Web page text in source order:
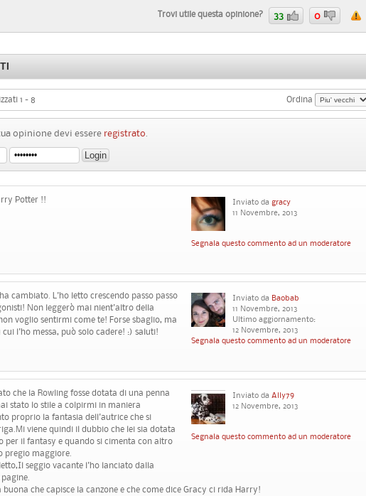
Trovi utile questa opinione? 33 0
1 - 8 Ordina
opinione devi essere registrato
Inviato dagracy
11 Novembre, 2013
Segnala questo commento ad un moderatore
Potter !!
Inviato da Baobab
11 Novembre, 2013
Ultimo aggiornamento:
12 Novembre, 2013
Segnala questo commento ad un moderatore
cambiato. L'ho letto crescendo passo passo
Non leggerò mai nient'altro della
voglio sentirmi come te! Forse sbaglio, ma
l'ho messa, può solo cadere! :) saluti!
Inviato daAlly79
12 Novembre, 2013
Segnala questo commento ad un moderatore
che la Rowling fosse dotata di una penna
stato lo stile a colpirmi in maniera
proprio la fantasia dell'autrice che si
viene quindi il dubbio che lei sia dotata
per il fantasy e quando si cimenta con altro
pregio maggiore.
seggio vacante l'ho lanciato dalla
che capisce la canzone e che come dice Gracy ci rida Harry!